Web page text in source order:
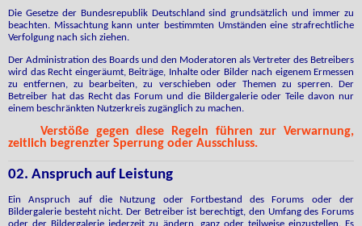
Die Gesetze der Bundesrepublik Deutschland sind grundsätzlich und immer zu
beachten. Missachtung kann unter bestimmten Umständen eine strafrechtliche
Verfolgung nach sich ziehen.
Der Administration des Boards und den Moderatoren als Vertreter des Betreibers
wird das Recht eingeräumt, Beiträge, Inhalte oder Bilder nach eigenem Ermessen
zu entfernen, zu bearbeiten, zu verschieben oder Themen zu sperren. Der
Betreiber hat das Recht das Forum und die Bildergalerie oder Teile davon nur
einem beschränkten Nutzerkreis zugänglich zu machen.
Verstöße gegen diese Regeln führen zur Verwarnung,
zeitlich begrenzter Sperrung oder Ausschluss.
02. Anspruch auf Leistung
Ein Anspruch auf die Nutzung oder Fortbestand des Forums oder der
Bildergalerie besteht nicht. Der Betreiber ist berechtigt, den Umfang des Forums